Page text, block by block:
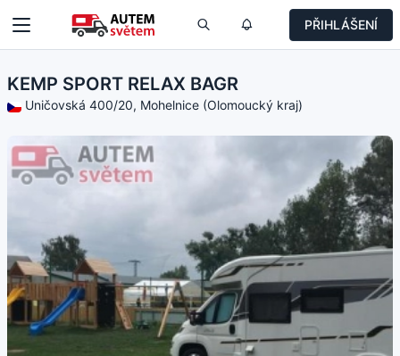
PŘIHLÁŠENÍ
KEMP SPORT RELAX BAGR
Uničovská 400/20, Mohelnice (Olomoucký kraj)